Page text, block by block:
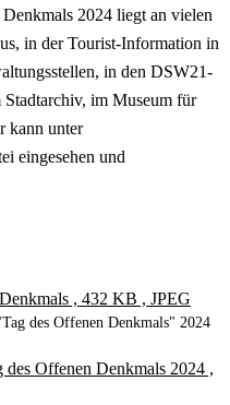
2024 liegt an vielen
in der Tourist-Information in
in den DSW21-
im Museum für
kann unter
eingesehen und
, 432 KB , JPEG
des Offenen Denkmals" 2024
des Offenen Denkmals 2024 ,